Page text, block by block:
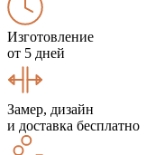
Изготовление
от 5 дней
Замер, дизайн
и доставка бесплатно